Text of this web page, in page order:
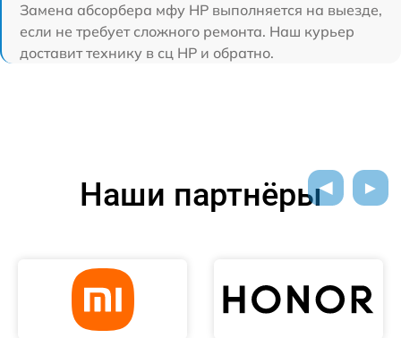
Замена абсорбера мфу HP выполняется на выезде,
если не требует сложного ремонта. Наш курьер
доставит технику в сц HP и обратно.
Наши партнёры